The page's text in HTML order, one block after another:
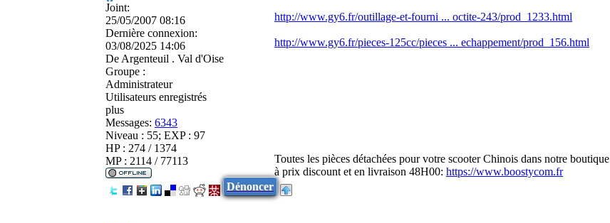
Joint:
25/05/2007 08:16
Dernière connexion:
03/08/2025 14:06
De Argenteuil . Val d'Oise
Groupe :
Administrateur
Utilisateurs enregistrés
plus
Messages: 6343
Niveau : 55; EXP : 97
HP : 274 / 1374
MP : 2114 / 77113
http://www.gy6.fr/outillage-et-fourni ... octite-243/prod_1233.html
http://www.gy6.fr/pieces-125cc/pieces ... echappement/prod_156.html
Toutes les pièces détachées pour votre scooter Chinois dans notre boutique
à prix discount et en livraison 48H00: https://www.boostycom.fr
Dénoncer